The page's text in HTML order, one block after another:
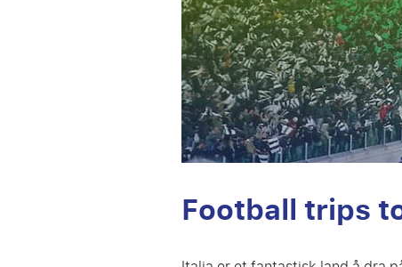
Football trips